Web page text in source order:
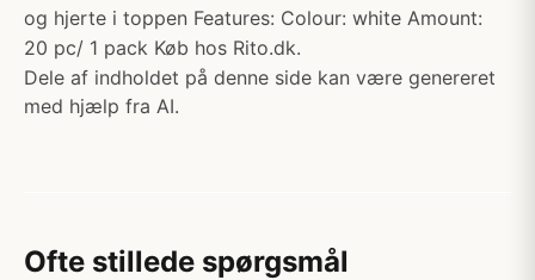
og hjerte i toppen Features: Colour: white Amount:
20 pc/ 1 pack Køb hos Rito.dk.
Dele af indholdet på denne side kan være genereret
med hjælp fra AI.
Ofte stillede spørgsmål